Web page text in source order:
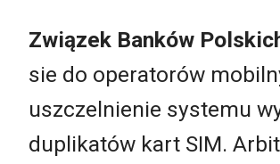
Związek Banków
sie do operatorów
uszczelnienie systemu
duplikatów kart SIM.